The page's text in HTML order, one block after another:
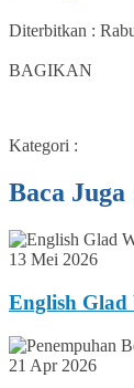
Diterbitkan :
BAGIKAN
Kategori :
Baca Juga
13 Mei 2026
English
21 Apr 2026